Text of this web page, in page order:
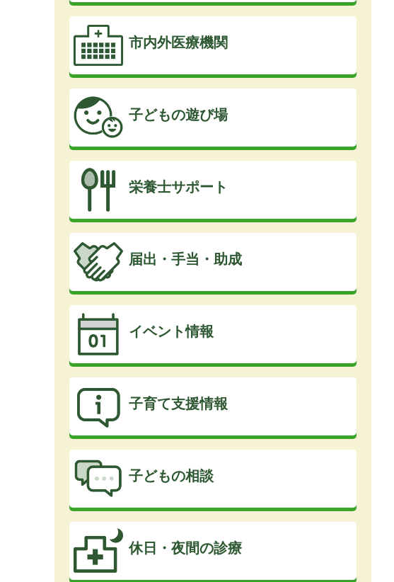
市内外医療機関
子どもの遊び場
栄養士サポート
届出・手当・助成
イベント情報
子育て支援情報
子どもの相談
休日・夜間の診療